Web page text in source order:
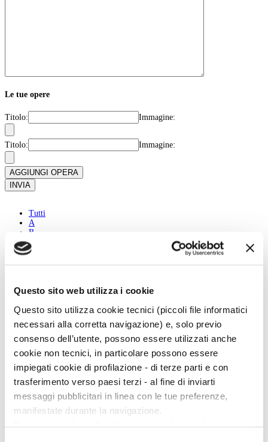
Questo sito web utilizza i cookie
Questo sito utilizza cookie tecnici (piccoli file informatici
necessari alla corretta navigazione) e, solo previo
consenso dell’utente, possono essere utilizzati anche
cookie non tecnici, in particolare possono essere
impiegati cookie di profilazione - di terze parti e con
trasferimento verso paesi terzi - al fine di inviarti
messaggi pubblicitari in linea con le tue preferenze,
manifestate durante la navigazione.
Le tue opere
Titolo: Immagine:
Titolo: Immagine:
AGGIUNGI OPERA
INVIA
Tutti
A
B
C
D
H
J
L
M
N
O
P
Q
R
S
T
U